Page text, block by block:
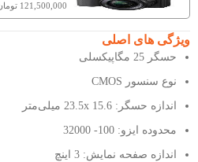
121,500,000 تومان
ویژگی های اصلی
حسگر 25 مگاپیکسلی
نوع سنسور CMOS
اندازه حسگر: 23.5x 15.6 میلی‌متر
محدوده ایزو: 100- 32000
اندازه صفحه نمایش: 3 اینچ